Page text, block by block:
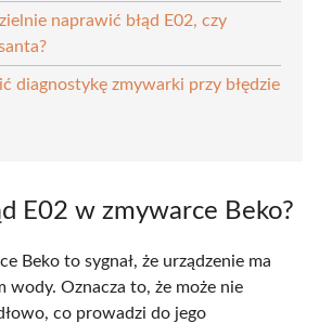
naprawić błąd E02, czy
diagnostykę zmywarki przy błędzie
E02 w zmywarce Beko?
Beko to sygnał, że urządzenie ma
wody. Oznacza to, że może nie
co prowadzi do jego